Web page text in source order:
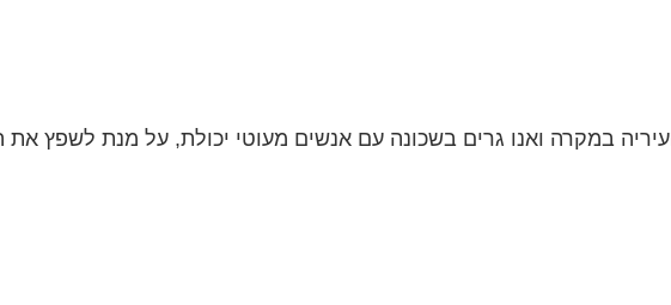
במקרה ואנו גרים בשכונה עם אנשים מעוטי יכולת, על מנת לשפץ